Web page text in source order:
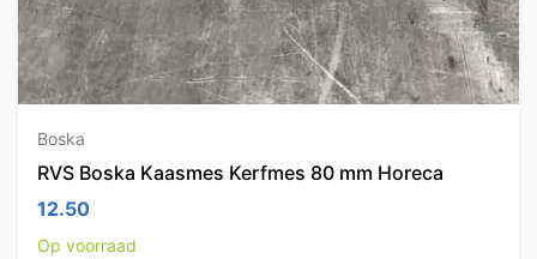
Boska
RVS Boska Kaasmes Kerfmes 80 mm Horeca
12.50
Op voorraad